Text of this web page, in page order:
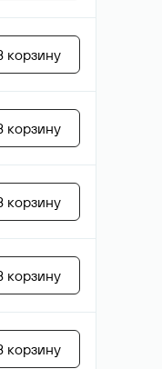
корзину
корзину
корзину
корзину
корзину